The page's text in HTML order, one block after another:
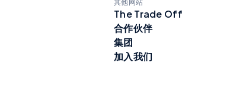
其他网站
The Trade Off
合作伙伴
集团
加入我们